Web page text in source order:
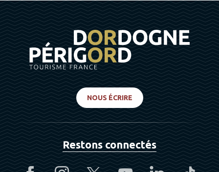
NOUS ÉCRIRE
Restons connectés